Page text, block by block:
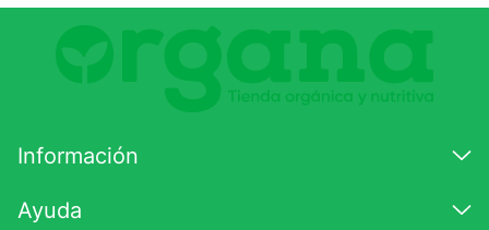
Información
Ayuda